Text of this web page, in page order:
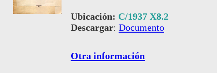
Ubicación: C/1937 X8.2
Descargar: Documento
Otra información